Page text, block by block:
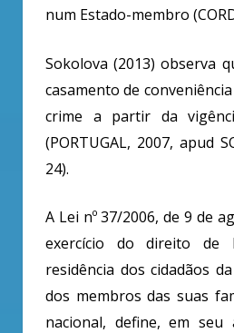
num Estado-membro
Sokolova (2013) observa
casamento de
crime a partir da
(PORTUGAL, 2007, apud
24).
A Lei nº 37/2006, de 9 de
exercício do direito de
residência dos cidadãos
dos membros das suas
nacional, define, em